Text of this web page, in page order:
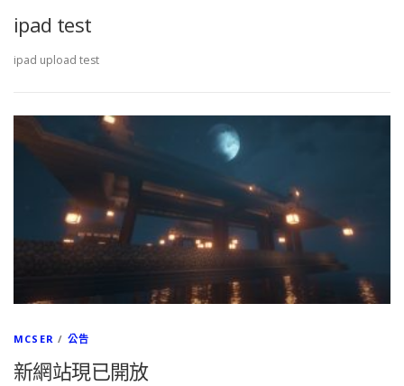
ipad test
ipad upload test
MCSER / 公告
新網站現已開放